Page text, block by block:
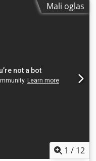
Mali oglas
1 / 12